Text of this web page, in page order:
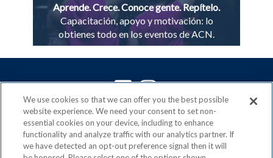
Aprende. Crece. Conoce gente. Repítelo.
Capacitación, apoyo y motivación: lo
obtienes todo en los eventos de ACN.
ACN es un miembro orgulloso de la Direct Selling
Association
y signatario delDSA Code of Ethics
We use cookies so that we can offer you the best possible
website experience. We need your consent to set non-
essential cookies on your device, including to enhance
functionality and analyze traffic with our analytics partner. If
we have detected an opt-out preference signal then it will